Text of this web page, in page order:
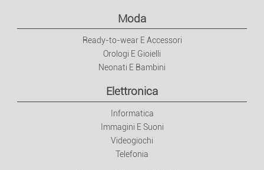
Moda
Ready-to-wear E Accessori
Orologi E Gioielli
Neonati E Bambini
Elettronica
Informatica
Immagini E Suoni
Videogiochi
Telefonia